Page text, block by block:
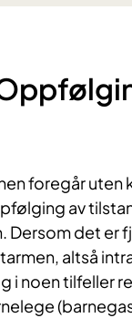
foregår uten
av
Dersom det er
altså
i noen tilfeller